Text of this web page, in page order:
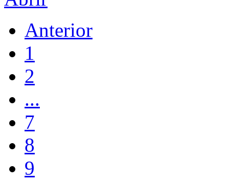
Anterior
1
2
...
7
8
9